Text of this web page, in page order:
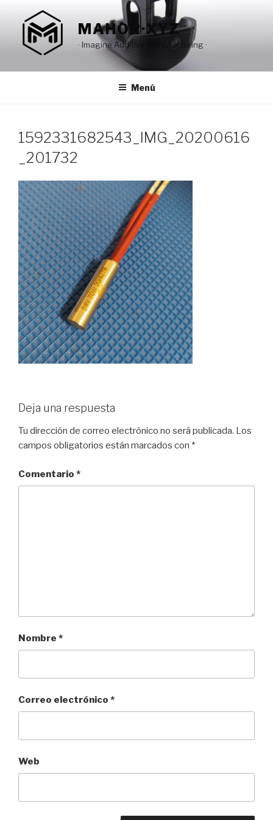
contenido
MAHOR·XYZ
· Imagine Additive Manufacturing ·
Menú
1592331682543_IMG_20200616
_201732
Deja una respuesta
Tu dirección de correo electrónico no será publicada. Los
campos obligatorios están marcados con *
Comentario *
Nombre *
Correo electrónico *
Web